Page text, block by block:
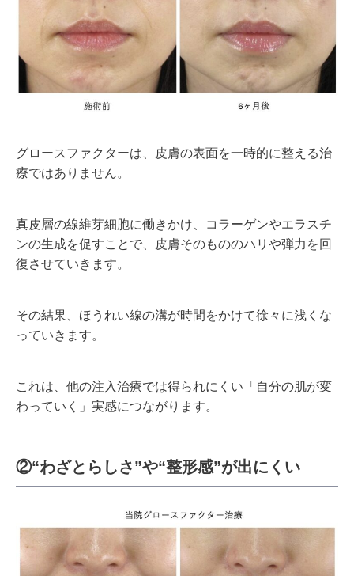
グロースファクターは、皮膚の表面を一時的に整える治
療ではありません。
真皮層の線維芽細胞に働きかけ、コラーゲンやエラスチ
ンの生成を促すことで、皮膚そのもののハリや弾力を回
復させていきます。
その結果、ほうれい線の溝が時間をかけて徐々に浅くな
っていきます。
これは、他の注入治療では得られにくい「自分の肌が変
わっていく」実感につながります。
②“わざとらしさ”や“整形感”が出にくい